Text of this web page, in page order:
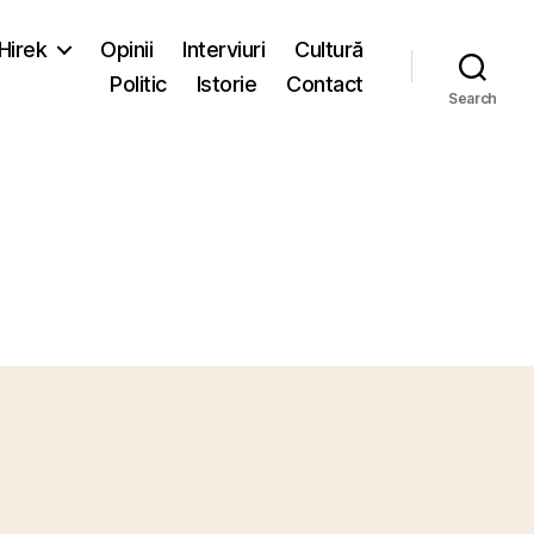
Opinii Interviuri
Cultură
Politic
Istorie Contact
Search